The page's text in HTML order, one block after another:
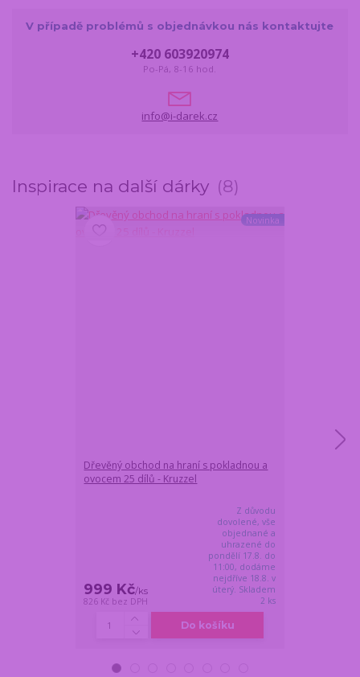
V případě problémů s objednávkou nás kontaktujte
+420 603920974
Po-Pá, 8-16 hod.
info@i-darek.cz
Inspirace na další dárky 8
Novinka
Dřevěný obchod na hraní s pokladnou a
ovocem 25 dílů - Kruzzel
999 Kč/ks
826 Kč bez DPH
Z důvodu
dovolené, vše
objednané a
uhrazené do
pondělí 17.8. do
11:00, dodáme
nejdříve 18.8. v
úterý. Skladem
2 ks
Do košíku